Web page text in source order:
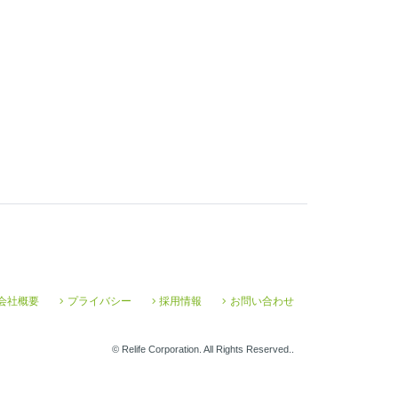
社概要 プライバシー 採用情報 お問い合わせ
© Relife Corporation. All Rights Reserved..